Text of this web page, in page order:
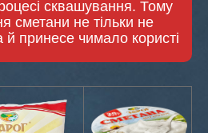
сквашування. Тому
сметани не тільки не
й принесе чимало користі